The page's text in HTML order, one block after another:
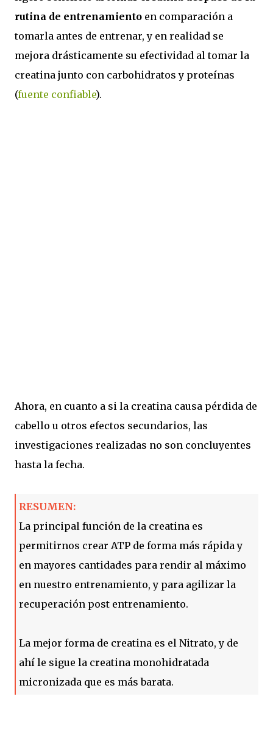
rutina de entrenamiento en comparación a
tomarla antes de entrenar, y en realidad se
mejora drásticamente su efectividad al tomar la
creatina junto con carbohidratos y proteínas
(fuente confiable).
Ahora, en cuanto a si la creatina causa pérdida de
cabello u otros efectos secundarios, las
investigaciones realizadas no son concluyentes
hasta la fecha.
RESUMEN:
La principal función de la creatina es
permitirnos crear ATP de forma más rápida y
en mayores cantidades para rendir al máximo
en nuestro entrenamiento, y para agilizar la
recuperación post entrenamiento.
La mejor forma de creatina es el Nitrato, y de
ahí le sigue la creatina monohidratada
micronizada que es más barata.